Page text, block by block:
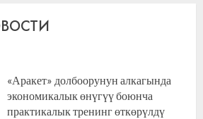
«Аракет» долбоорунун алкагында
экономикалык өнүгүү боюнча
практикалык тренинг өткөрүлдү